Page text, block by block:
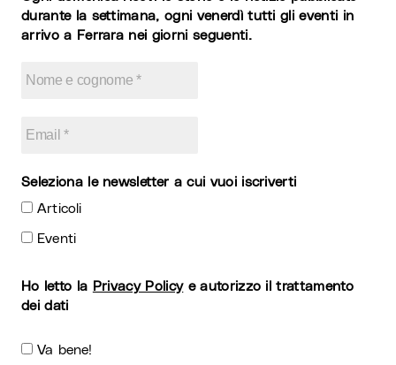
durante la settimana, ogni venerdì tutti gli eventi in
arrivo a Ferrara nei giorni seguenti.
Seleziona le newsletter a cui vuoi iscriverti
Articoli
Eventi
Ho letto la Privacy Policye autorizzo il trattamento
dei dati
Va bene!